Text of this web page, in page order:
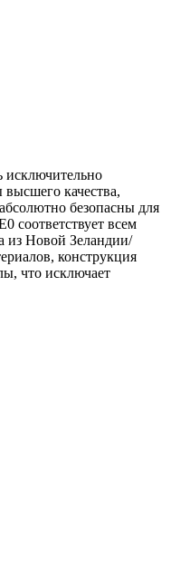
исключительно
высшего качества,
безопасны для
соответствует всем
из Новой Зеландии/
конструкция
что исключает